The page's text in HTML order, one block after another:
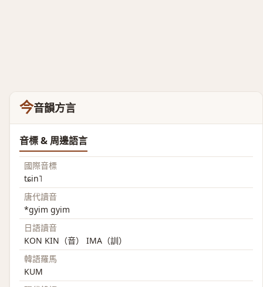
今音韻方言
音標 & 周邊語言
國際音標
tɕin˥
唐代讀音
*gyim gyim
日語讀音
KON KIN（音） IMA（訓）
韓語羅馬
KUM